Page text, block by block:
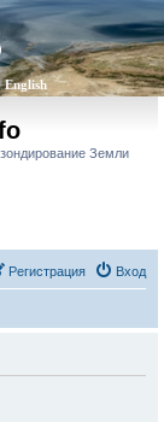
English
Земли
Вход
Регистрация